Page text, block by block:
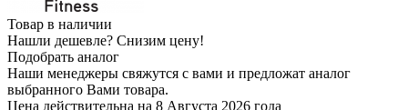
Товар в наличии
Нашли дешевле? Снизим цену!
Подобрать аналог
Наши менеджеры свяжутся с вами и предложат аналог
выбранного Вами товара.
Цена действительна на 8 Августа 2026 года